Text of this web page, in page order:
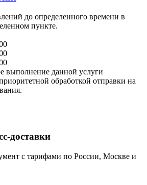
до определенного времени в
пункте.
выполнение данной услуги
обработкой отправки на
доставки
с тарифами по России, Москве и